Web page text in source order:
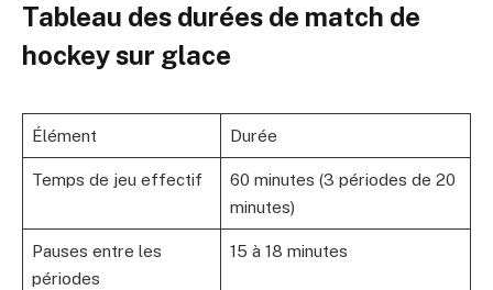
Tableau des durées de match de
hockey sur glace
Élément Durée
Temps de jeu effectif
60 minutes (3 périodes de 20
minutes)
Pauses entre les
périodes
15 à 18 minutes